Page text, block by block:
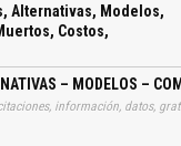
Alternativas, Modelos,
Costos,
– MODELOS